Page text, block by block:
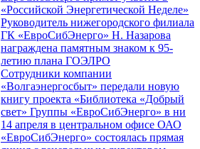
«Российской Энергетической Неделе»
Руководитель нижегородского филиала
ГК «ЕвроСибЭнерго» Н. Назарова
награждена памятным знаком к 95-
летию плана ГОЭЛРО
Сотрудники компании
«Волгаэнергосбыт» передали новую
книгу проекта «Библиотека «Добрый
свет» Группы «ЕвроСибЭнерго» в ни
14 апреля в центральном офисе ОАО
«ЕвроСибЭнерго» состоялась прямая